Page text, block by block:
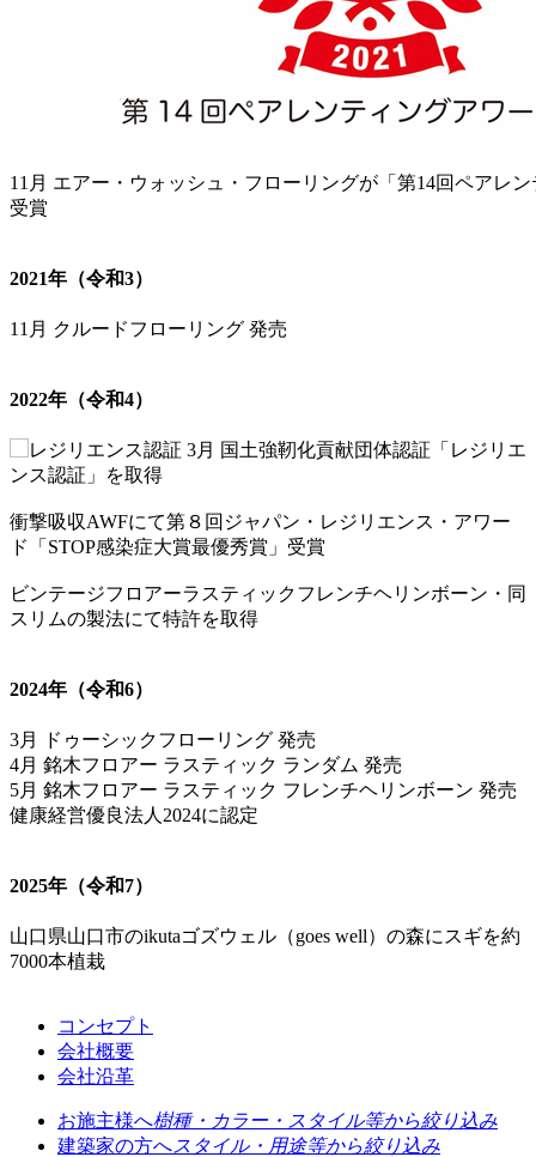
11月 エアー・ウォッシュ・フローリングが「第14回ペアレ
受賞
2021年（令和3）
11月 クルードフローリング 発売
2022年（令和4）
3月 国土強靭化貢献団体認証「レジリエ
ンス認証」を取得
衝撃吸収AWFにて第８回ジャパン・レジリエンス・アワー
ド「STOP感染症大賞最優秀賞」受賞
ビンテージフロアーラスティックフレンチヘリンボーン・同
スリムの製法にて特許を取得
2024年（令和6）
3月 ドゥーシックフローリング 発売
4月 銘木フロアー ラスティック ランダム 発売
5月 銘木フロアー ラスティック フレンチヘリンボーン 発売
健康経営優良法人2024に認定
2025年（令和7）
山口県山口市のikutaゴズウェル（goes well）の森にスギを約
7000本植栽
コンセプト
会社概要
会社沿革
お施主様へ樹種・カラー・スタイル等から絞り込み
建築家の方へ スタイル・用途等から絞り込み